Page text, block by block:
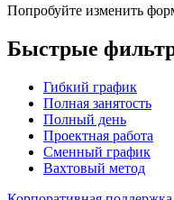
Попробуйте изменить
Быстрые
Гибкий график
Полная занятость
Полный день
Проектная работа
Сменный график
Вахтовый метод